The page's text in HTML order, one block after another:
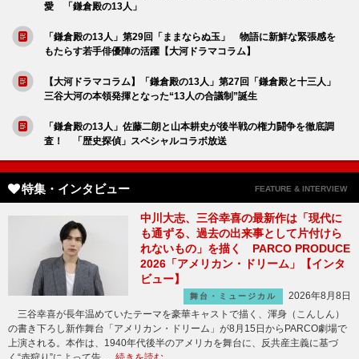
愛 「鎌倉殿の13人」
「鎌倉殿の13人」第29回「ままならぬ玉」 物語に新鮮な緊張感を
もたらす若手俳優陣の活躍【大河ドラマコラム】
【大河ドラマコラム】「鎌倉殿の13人」第27回「鎌倉殿と十三人」
三谷大河の本領発揮となった“13人の合議制”誕生
「鎌倉殿の13人」佐藤二朗と山本耕史が後半戦の権力闘争を徹底調
査！ 「歴史探偵」スペシャルコラボ放送
特集・インタビュー FEATURE & INTERVIEW
中川大志、三谷幸喜の最新作は「現代に
も通ずる、過去の出来事として片付けら
れないもの」を描く PARCO PRODUCE
2026「アメリカン・ドリーム」【インタ
ビュー】
舞台・ミュージカル
2026年8月8日
三谷幸喜が長年温めていたテーマを豪華キャストで描く、渾身（こんしん）
の書き下ろし新作舞台「アメリカン・ドリーム」が8月15日からPARCO劇場で
上演される。本作は、1940年代後半のアメリカを舞台に、反共産主義に基づ